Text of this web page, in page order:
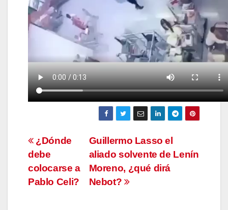
Navegación
de
entradas
Guillermo Lasso el
aliado solvente de Lenín
Moreno, ¿qué dirá
Nebot?
¿Dónde
debe
colocarse a
Pablo Celi?